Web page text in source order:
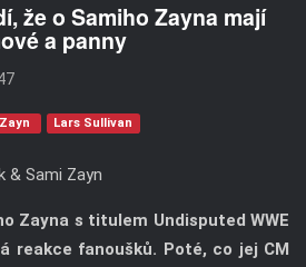
že o Samiho Zayna mají
a panny
Lars Sullivan
Zayna s titulem Undisputed WWE
reakce fanoušků. Poté, co jej CM